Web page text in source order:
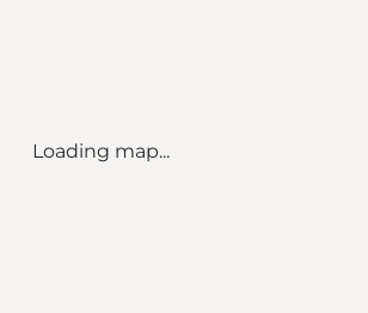
Loading map...